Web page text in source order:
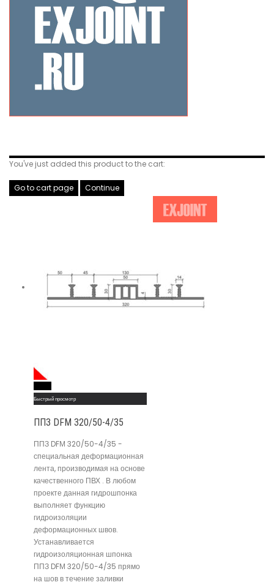
You've just added this product to the cart:
Go to cart page Continue
Быстрый просмотр
ППЗ DFМ 320/50-4/35
ППЗ DFМ 320/50-4/35 -
специальная деформационная
лента, производимая на основе
качественного ПВХ . В любом
проекте данная гидрошпонка
выполняет функцию
гидроизоляции
деформационных швов.
Устанавливается
гидроизоляционная шпонка
ППЗ DFМ 320/50-4/35 прямо
на шов в течение заливки